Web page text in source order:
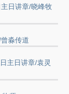
日讲章/晓峰牧
淼传道
主日讲章/袁灵